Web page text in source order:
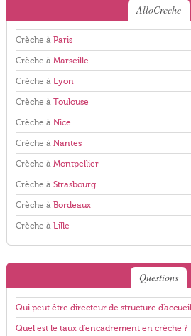
AlloCreche
Crèche à Paris
Crèche à Marseille
Crèche à Lyon
Crèche à Toulouse
Crèche à Nice
Crèche à Nantes
Crèche à Montpellier
Crèche à Strasbourg
Crèche à Bordeaux
Crèche à Lille
Questions
Qui peut être directeur de structure
Quel est le taux d'encadrement en crèche ?